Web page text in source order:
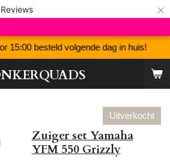
Reviews ×
15:00 besteld volgende dag in huis!
Uitverkocht
Zuiger set Yamaha
YFM 550 Grizzly